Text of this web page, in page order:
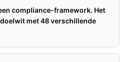
compliance-framework. Het
met 48 verschillende